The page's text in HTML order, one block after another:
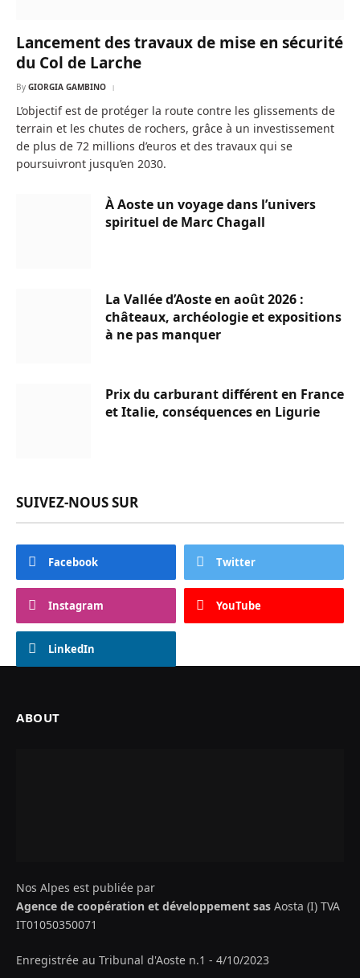
Lancement des travaux de mise en sécurité
du Col de Larche
By GIORGIA GAMBINO
L’objectif est de protéger la route contre les glissements de
terrain et les chutes de rochers, grâce à un investissement
de plus de 72 millions d’euros et des travaux qui se
poursuivront jusqu’en 2030.
À Aoste un voyage dans l’univers
spirituel de Marc Chagall
La Vallée d’Aoste en août 2026 :
châteaux, archéologie et expositions
à ne pas manquer
Prix du carburant différent en France
et Italie, conséquences en Ligurie
SUIVEZ-NOUS SUR
Facebook Twitter
Instagram YouTube
LinkedIn
ABOUT
Nos Alpes est publiée par
Agence de coopération et développement sas Aosta (I) TVA
IT01050350071
Enregistrée au Tribunal d'Aoste n.1 - 4/10/2023